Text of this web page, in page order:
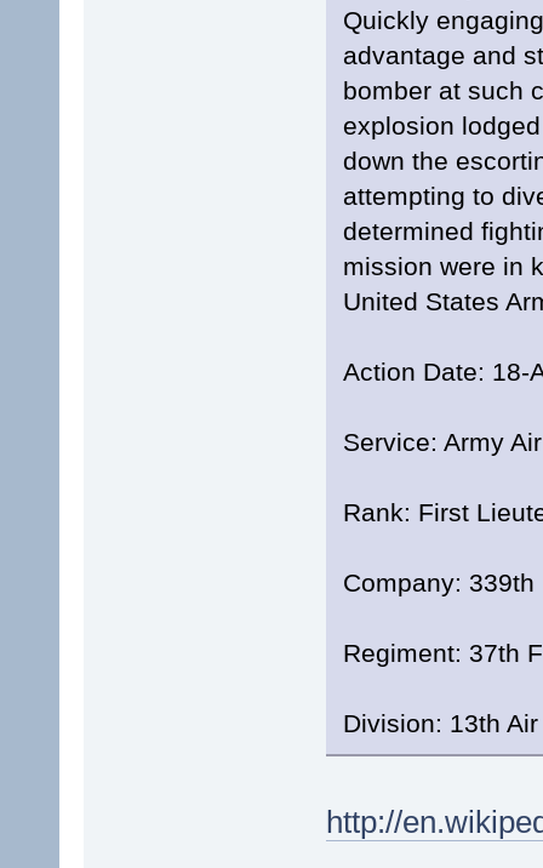
Quickly
advantage and
bomber at such
explosion
down the
attempting to
determined
mission were in
United States
Action Date: 18-
Service: Army
Rank: First
Company:
Regiment: 37th
Division: 13th
http://